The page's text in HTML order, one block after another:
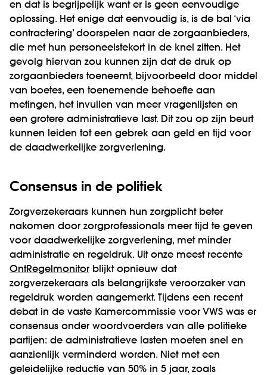
en dat is begrijpelijk want er is geen eenvoudige
oplossing. Het enige dat eenvoudig is, is de bal ‘via
contractering’ doorspelen naar de zorgaanbieders,
die met hun personeelstekort in de knel zitten. Het
gevolg hiervan zou kunnen zijn dat de druk op
zorgaanbieders toeneemt, bijvoorbeeld door middel
van boetes, een toenemende behoefte aan
metingen, het invullen van meer vragenlijsten en
een grotere administratieve last. Dit zou op zijn beurt
kunnen leiden tot een gebrek aan geld en tijd voor
de daadwerkelijke zorgverlening.
Consensus in de politiek
Zorgverzekeraars kunnen hun zorgplicht beter
nakomen door zorgprofessionals meer tijd te geven
voor daadwerkelijke zorgverlening, met minder
administratie en regeldruk. Uit onze meest recente
OntRegelmonitor blijkt opnieuw dat
zorgverzekeraars als belangrijkste veroorzaker van
regeldruk worden aangemerkt. Tijdens een recent
debat in de vaste Kamercommissie voor VWS was er
consensus onder woordvoerders van alle politieke
partijen: de administratieve lasten moeten snel en
aanzienlijk verminderd worden. Niet met een
geleidelijke reductie van 50% in 5 jaar, zoals